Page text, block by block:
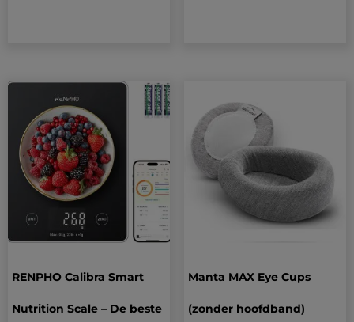
RENPHO Calibra Smart
Nutrition Scale – De beste
Manta MAX Eye Cups
(zonder hoofdband)